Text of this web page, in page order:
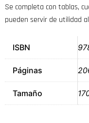
Se completa con tablas,
pueden servir de utilidad
ISBN
Páginas
Tamaño